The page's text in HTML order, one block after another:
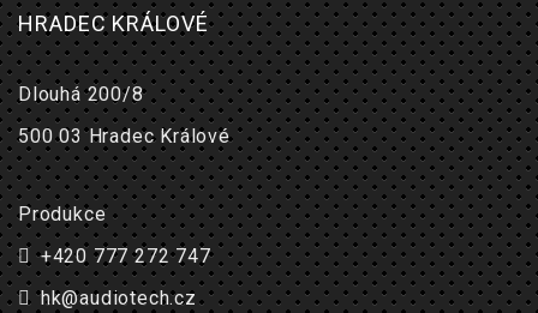
HRADEC KRÁLOVÉ
Dlouhá 200/8
500 03 Hradec Králové
Produkce
+420 777 272 747
hk@audiotech.cz